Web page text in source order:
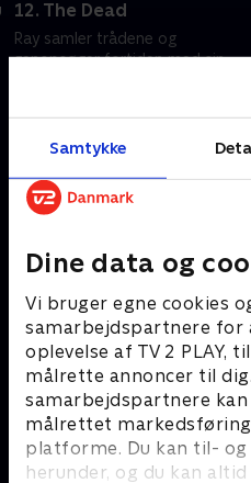
Samtykke
Dine data og
Vi bruger egne cookies
samarbejdspartnere for
oplevelse af TV 2 PLAY,
målrette annoncer til
samarbejdspartnere
målrettet markedsføring
platforme. Du kan til-
herunder, og du kan
12. The Dead
Ray samler trådene og
genopsøger fortiden med sin
Smitty lærer, hvad en familie
indebærer af ansvar.
Andre så også
Top Dog
Krimi & Spænding • 1 sæsoner